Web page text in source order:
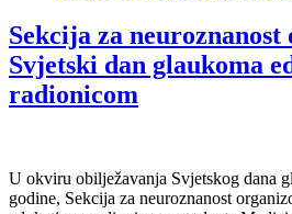
Sekcija za
Svjetski dan glaukoma
radionicom
U okviru obilježavanja Svjetskog dana
godine, Sekcija za neuroznanost